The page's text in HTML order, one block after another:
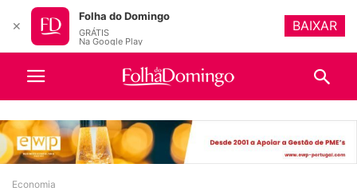
Economia
✕
Folha do Domingo
GRÁTIS
Na Google Play
BAIXAR